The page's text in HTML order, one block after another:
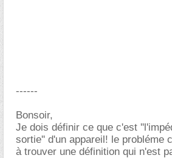
------
Bonsoir,
Je dois définir ce que c'est
sortie'' d'un appareil! le probléme
à trouver une définition qui n'est